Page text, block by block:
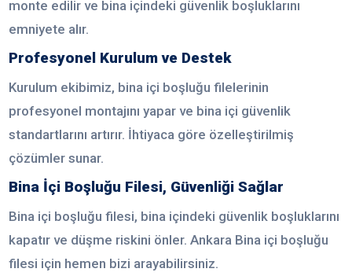
monte edilir ve bina içindeki güvenlik boşluklarını
emniyete alır.
Profesyonel Kurulum ve Destek
Kurulum ekibimiz, bina içi boşluğu filelerinin
profesyonel montajını yapar ve bina içi güvenlik
standartlarını artırır. İhtiyaca göre özelleştirilmiş
çözümler sunar.
Bina İçi Boşluğu Filesi, Güvenliği Sağlar
Bina içi boşluğu filesi, bina içindeki güvenlik boşluklarını
kapatır ve düşme riskini önler. Ankara Bina içi boşluğu
filesi için hemen bizi arayabilirsiniz.